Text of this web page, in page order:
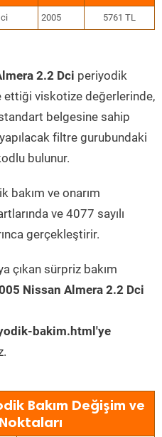
2005 5761 TL
2.2 Dci periyodik
ettiği viskotize değerlerinde,
belgesine sahip
filtre gurubundaki
bulunur.
bakım ve onarım
ve 4077 sayılı
gerçekleştirir.
çıkan sürpriz bakım
Nissan Almera 2.2 Dci
bakim.html'ye
Bakım Değişim ve